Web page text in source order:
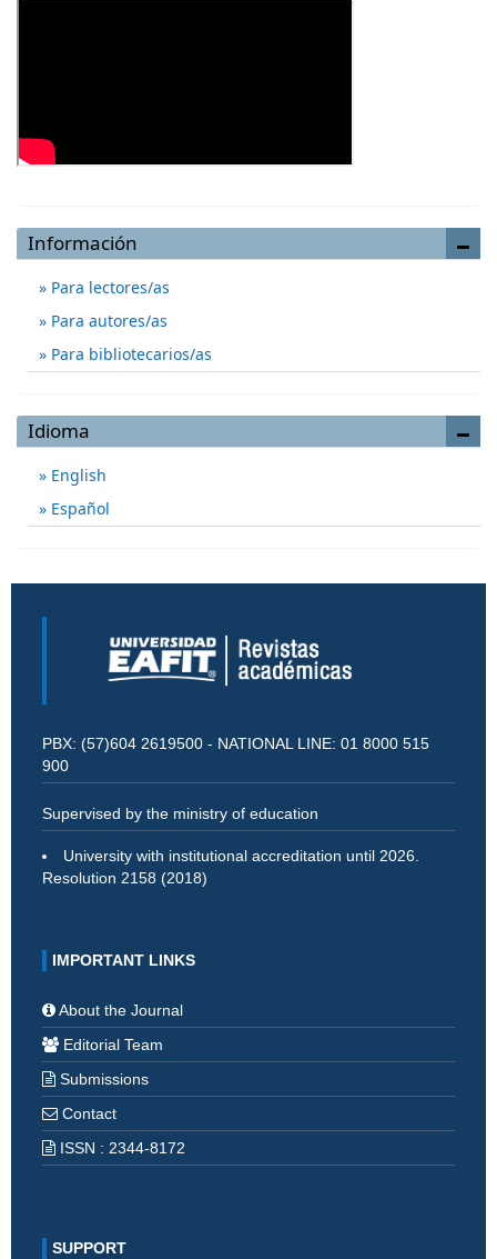
Información
Para lectores/as
Para autores/as
Para bibliotecarios/as
Idioma
English
Español
PBX: (57)604 2619500 - NATIONAL LINE: 01 8000 515
900
Supervised by the ministry of education
University with institutional accreditation until 2026.
Resolution 2158 (2018)
IMPORTANT LINKS
About the Journal
Editorial Team
Submissions
Contact
ISSN : 2344-8172
SUPPORT